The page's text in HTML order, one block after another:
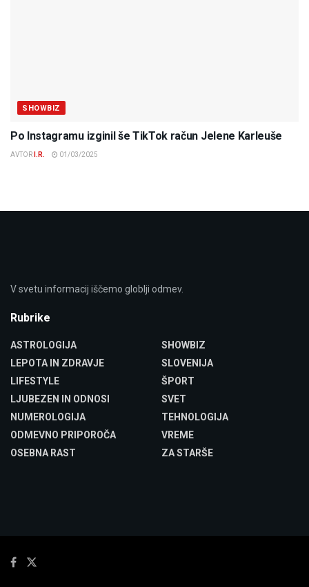
SHOWBIZ
Po Instagramu izginil še TikTok račun Jelene Karleuše
AVTOR I.R. 01/03/2025
V svetu informacij iščemo globlji odmev.
Rubrike
ASTROLOGIJA
LEPOTA IN ZDRAVJE
LIFESTYLE
LJUBEZEN IN ODNOSI
NUMEROLOGIJA
ODMEVNO PRIPOROČA
OSEBNA RAST
SHOWBIZ
SLOVENIJA
ŠPORT
SVET
TEHNOLOGIJA
VREME
ZA STARŠE